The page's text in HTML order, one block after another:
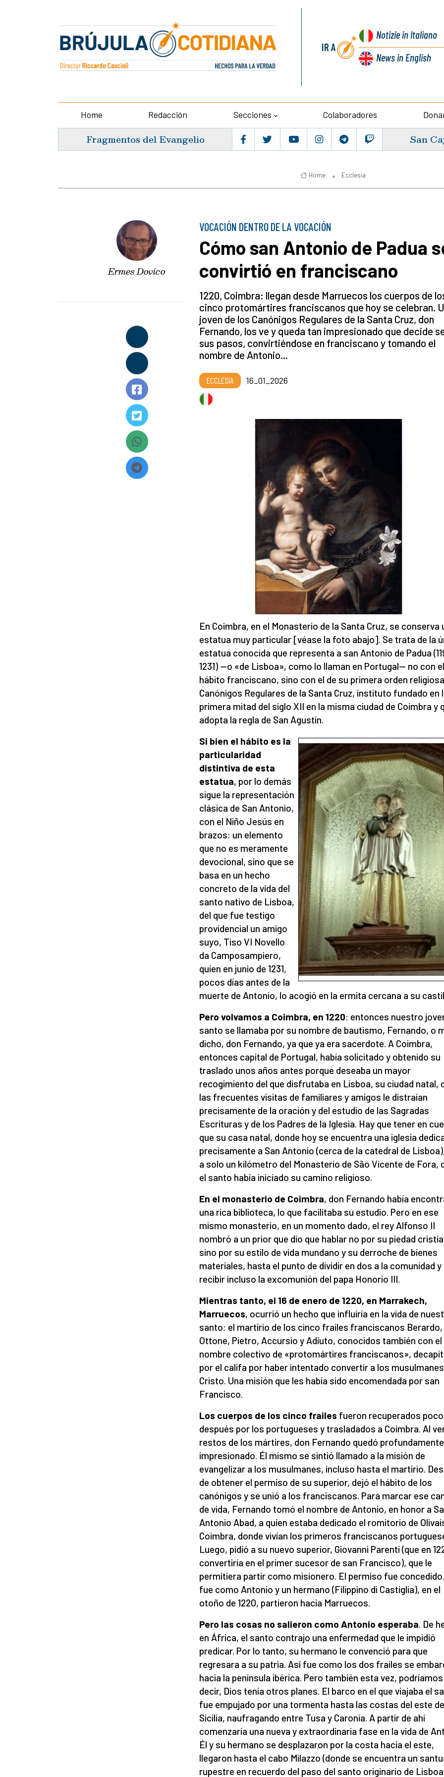
IR A
Notiziein Italiano
News in English
Home Redacción Secciones Colaboradores
Fragmentos del Evangelio San
Home Ecclesia
Ermes Dovico
VOCACIÓN DENTRO DE LA VOCACIÓN
Cómo san Antonio de Padua
convirtió en franciscano
1220, Coimbra: llegan desde Marruecos los cuerpos de
cinco protomártires franciscanos que hoy se celebran.
joven de los Canónigos Regulares de la Santa Cruz, don
Fernando, los ve y queda tan impresionado que decide
sus pasos, convirtiéndose en franciscano y tomando el
nombre de Antonio...
ECCLESIA 16_01_2026
En Coimbra, en el Monasterio de la Santa Cruz, se conserva
estatua muy particular [véase la foto abajo]. Se trata de la
estatua conocida que representa a san Antonio de Padua
1231) —o «de Lisboa», como lo llaman en Portugal— no con el
hábito franciscano, sino con el de su primera orden
Canónigos Regulares de la Santa Cruz, instituto fundado en
primera mitad del siglo XII en la misma ciudad de Coimbra y
adopta la regla de San Agustín.
Si bien el hábito es la
particularidad
distintiva de esta
estatua, por lo demás
sigue la representación
clásica de San Antonio,
con el Niño Jesús en
brazos: un elemento
que no es meramente
devocional, sino que se
basa en un hecho
concreto de la vida del
santo nativo de Lisboa,
del que fue testigo
providencial un amigo
suyo, Tiso VI Novello
da Camposampiero,
quien en junio de 1231,
pocos días antes de la
muerte de Antonio, lo acogió en la ermita cercana a su
Pero volvamos a Coimbra, en 1220: entonces nuestro
santo se llamaba por su nombre de bautismo, Fernando, o
dicho, don Fernando, ya que ya era sacerdote. A Coimbra,
entonces capital de Portugal, había solicitado y obtenido su
traslado unos años antes porque deseaba un mayor
recogimiento del que disfrutaba en Lisboa, su ciudad natal,
las frecuentes visitas de familiares y amigos le distraían
precisamente de la oración y del estudio de las Sagradas
Escrituras y de los Padres de la Iglesia. Hay que tener en
que su casa natal, donde hoy se encuentra una iglesia
precisamente a San Antonio (cerca de la catedral de
a solo un kilómetro del Monasterio de São Vicente de Fora,
el santo había iniciado su camino religioso.
En el monasterio de Coimbra, don Fernando había
una rica biblioteca, lo que facilitaba su estudio. Pero en ese
mismo monasterio, en un momento dado, el rey Alfonso II
nombró a un prior que dio que hablar no por su piedad
sino por su estilo de vida mundano y su derroche de bienes
materiales, hasta el punto de dividir en dos a la comunidad y
recibir incluso la excomunión del papa Honorio III.
Mientras tanto, el 16 de enero de 1220, en Marrakech,
Marruecos, ocurrió un hecho que influiría en la vida de
santo: el martirio de los cinco frailes franciscanos Berardo,
Ottone, Pietro, Accursio y Adiuto, conocidos también con el
nombre colectivo de «protomártires franciscanos»,
por el califa por haber intentado convertir a los
Cristo. Una misión que les había sido encomendada por san
Francisco.
Los cuerpos de los cinco frailes fueron recuperados poco
después por los portugueses y trasladados a Coimbra. Al
restos de los mártires, don Fernando quedó profundamente
impresionado. Él mismo se sintió llamado a la misión de
evangelizar a los musulmanes, incluso hasta el martirio.
de obtener el permiso de su superior, dejó el hábito de los
canónigos y se unió a los franciscanos. Para marcar ese
de vida, Fernando tomó el nombre de Antonio, en honor a
Antonio Abad, a quien estaba dedicado el romitorio de
Coimbra, donde vivían los primeros franciscanos
Luego, pidió a su nuevo superior, Giovanni Parenti (que en
convertiría en el primer sucesor de san Francisco), que le
permitiera partir como misionero. El permiso fue
fue como Antonio y un hermano (Filippino di Castiglia), en el
otoño de 1220, partieron hacia Marruecos.
Pero las cosas no salieron como Antonio esperaba. De
en África, el santo contrajo una enfermedad que le impidió
predicar. Por lo tanto, su hermano le convenció para que
regresara a su patria. Así fue como los dos frailes se
hacia la península ibérica. Pero también esta vez, podríamos
decir, Dios tenía otros planes. El barco en el que viajaba el
fue empujado por una tormenta hasta las costas del este de
Sicilia, naufragando entre Tusa y Caronia. A partir de ahí
comenzaría una nueva y extraordinaria fase en la vida de
Él y su hermano se desplazaron por la costa hacia el este,
llegaron hasta el cabo Milazzo (donde se encuentra un
rupestre en recuerdo del paso del santo originario de